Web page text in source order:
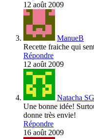
12 août 2009
ManueB
Recette fraiche qui
Répondre
12 août 2009
Natacha SG
Une bonne idée!
donne très envie!
Répondre
16 août 2009